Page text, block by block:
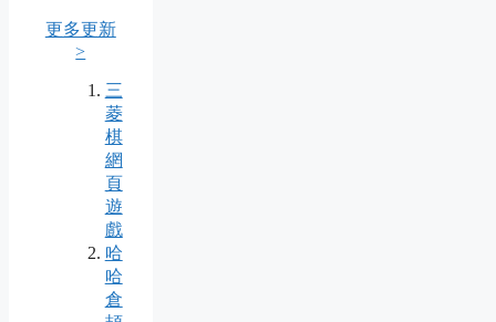
更多更新
>
三
菱
棋
網
頁
遊
戲
哈
哈
倉